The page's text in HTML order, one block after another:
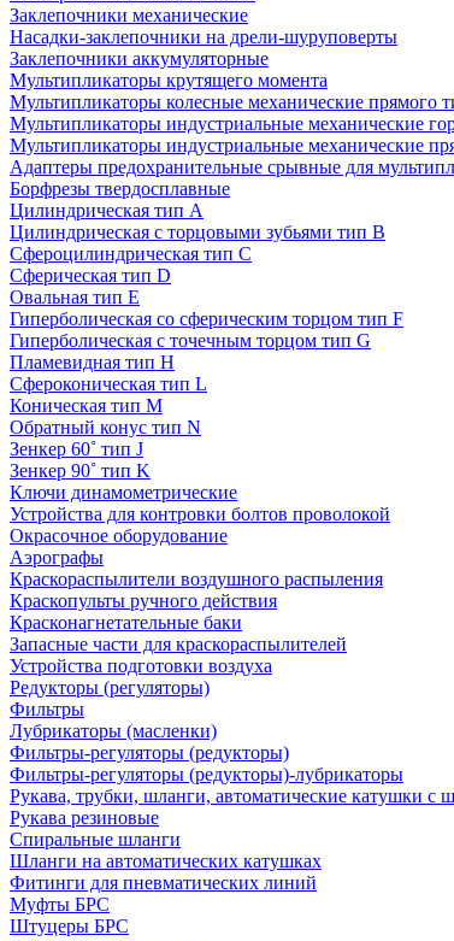
Заклепочники механические
Насадки-заклепочники на дрели-шуруповерты
Заклепочники аккумуляторные
Мультипликаторы крутящего момента
Мультипликаторы колесные механические прямого
Мультипликаторы индустриальные механические
Мультипликаторы индустриальные механические
Адаптеры предохранительные срывные для
Борфрезы твердосплавные
Цилиндрическая тип A
Цилиндрическая с торцовыми зубьями тип B
Сфероцилиндрическая тип C
Сферическая тип D
Овальная тип E
Гиперболическая со сферическим торцом тип F
Гиперболическая с точечным торцом тип G
Пламевидная тип H
Сфероконическая тип L
Коническая тип M
Обратный конус тип N
Зенкер 60˚ тип J
Зенкер 90˚ тип K
Ключи динамометрические
Устройства для контровки болтов проволокой
Окрасочное оборудование
Аэрографы
Краскораспылители воздушного распыления
Краскопульты ручного действия
Красконагнетательные баки
Запасные части для краскораспылителей
Устройства подготовки воздуха
Редукторы (регуляторы)
Фильтры
Лубрикаторы (масленки)
Фильтры-регуляторы (редукторы)
Фильтры-регуляторы (редукторы)-лубрикаторы
Рукава, трубки, шланги, автоматические катушки с
Рукава резиновые
Спиральные шланги
Шланги на автоматических катушках
Фитинги для пневматических линий
Муфты БРС
Штуцеры БРС